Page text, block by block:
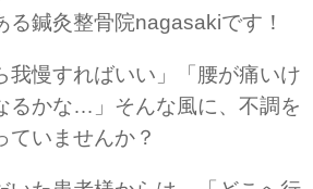
る鍼灸整骨院nagasakiです！
我慢すればいい」「腰が痛いけ
るかな…」そんな風に、不調を
ていませんか？